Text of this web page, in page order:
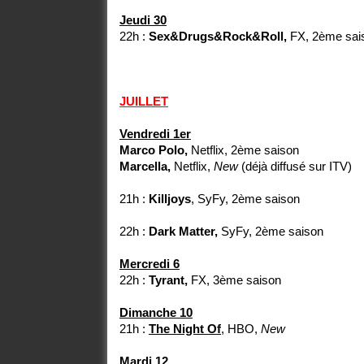
Jeudi 30
22h : Sex&Drugs&Rock&Roll, FX, 2ème
JUILLET
Vendredi 1er
Marco Polo, Netflix, 2ème saison
Marcella, Netflix, New (déjà diffusé sur ITV)
21h : Killjoys, SyFy, 2ème saison
22h : Dark Matter, SyFy, 2ème saison
Mercredi 6
22h : Tyrant, FX, 3ème saison
Dimanche 10
21h : The Night Of, HBO, New